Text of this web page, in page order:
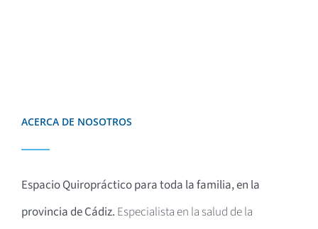
ACERCA DE NOSOTROS
Espacio Quiropráctico para toda la familia, en la
provincia de Cádiz. Especialista en la salud de la